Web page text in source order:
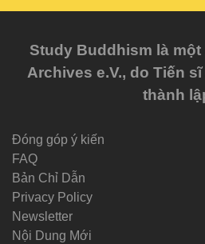
Study Buddhism là một
Archives e.V., do Tiến
thành
Đóng góp ý kiến
FAQ
Bản Chỉ Dẫn
Privacy Policy
Newsletter
Nội Dung Mới